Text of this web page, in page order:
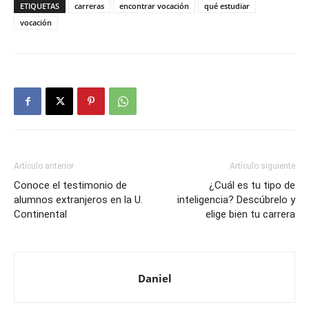
ETIQUETAS carreras encontrar vocación
qué estudiar
vocación
Artículo anterior
Conoce el testimonio de
alumnos extranjeros en la U.
Continental
Artículo siguiente
¿Cuál es tu tipo de
inteligencia? Descúbrelo y
elige bien tu carrera
Daniel